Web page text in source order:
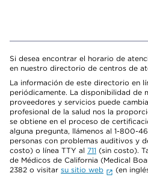
Si desea encontrar el horario de
en nuestro directorio de centros de
La información de este directorio en
periódicamente. La disponibilidad de
proveedores y servicios puede
profesional de la salud nos la
se obtiene en el proceso de
alguna pregunta, llámenos al 1-800-
personas con problemas auditivos y
costo) o línea TTY al 711 (sin costo).
de Médicos de California (Medical
2382 o visitar su sitio web
(en